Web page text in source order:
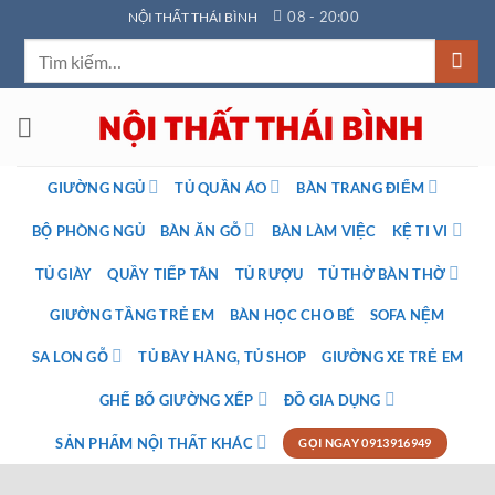
qua
dung
NỘI THẤT THÁI BÌNH 08 - 20:00
GIƯỜNG NGỦ TỦ QUẦN ÁO BÀN TRANG ĐIỂM
BỘ PHÒNG NGỦ BÀN ĂN GỖ BÀN LÀM VIỆC KỆ TI VI
TỦ GIÀY QUẦY TIẾP TÂN TỦ RƯỢU TỦ THỜ BÀN THỜ
GIƯỜNG TẦNG TRẺ EM BÀN HỌC CHO BÉ SOFA NỆM
SA LON GỖ TỦ BÀY HÀNG, TỦ SHOP GIƯỜNG XE TRẺ EM
GHẾ BỐ GIƯỜNG XẾP ĐỒ GIA DỤNG
SẢN PHẨM NỘI THẤT KHÁC GỌI NGAY 0913916949